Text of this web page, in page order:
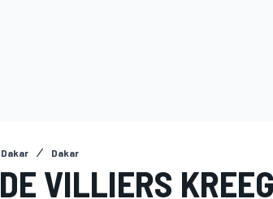
Dakar Dakar
DE VILLIERS KREEG